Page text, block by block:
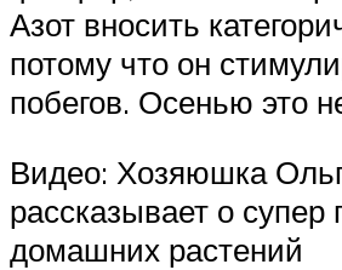
Азот вносить
потому что он
побегов. Осенью это
Видео: Хозяюшка
рассказывает о супер
домашних растений